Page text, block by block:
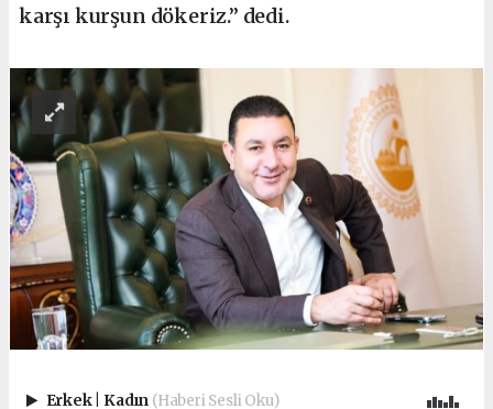
karşı kurşun dökeriz.” dedi.
Erkek Kadın (Haberi Sesli Oku)